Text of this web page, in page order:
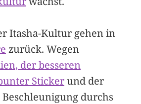
Itasha-Kultur gehen in
zurück. Wegen
der besseren
Stickerund der
durchs